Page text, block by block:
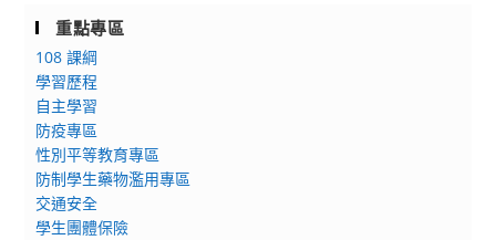
重點專區
108 課綱
學習歷程
自主學習
防疫專區
性別平等教育專區
防制學生藥物濫用專區
交通安全
學生團體保險